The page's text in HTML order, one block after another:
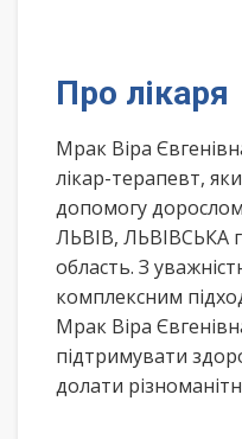
Про лікаря
Мрак Віра
лікар-терапевт,
допомогу
ЛЬВІВ, ЛЬВІВСЬКА
область. З
комплексним
Мрак Віра
підтримувати
долати